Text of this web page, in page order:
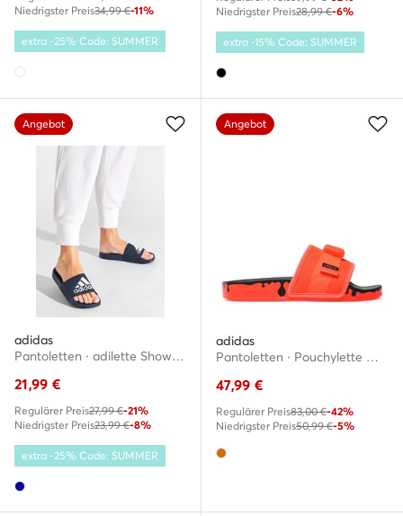
Niedrigster Preis34,99 €-11%
extra -25% Code: SUMMER
Niedrigster Preis28,99 €-6%
extra -15% Code: SUMMER
Angebot
adidas
Pantoletten · adilette Shower GZ3774 · Dunkelblau
21,99 €
Regulärer Preis27,99 €-21%
Niedrigster Preis23,99 €-8%
extra -25% Code: SUMMER
Angebot
adidas
Pantoletten · Pouchylette W GY1009 · Orange
47,99 €
Regulärer Preis83,00 €-42%
Niedrigster Preis50,99 €-5%